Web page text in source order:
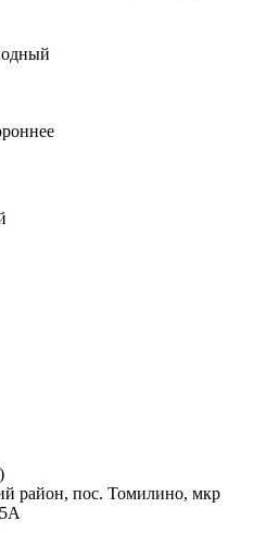
район, пос. Томилино, мкр